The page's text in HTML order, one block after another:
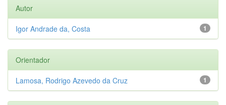
Autor
1
Igor Andrade da, Costa
Orientador
1
Lamosa, Rodrigo Azevedo da Cruz